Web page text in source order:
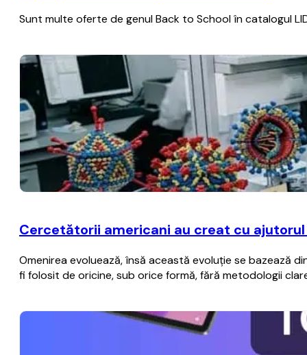
Sunt multe oferte de genul Back to School în catalogul
Cercetătorii americani au creat cu
Omenirea evoluează, însă această evoluţie se bazează
fi folosit de oricine, sub orice formă, fără metodologii